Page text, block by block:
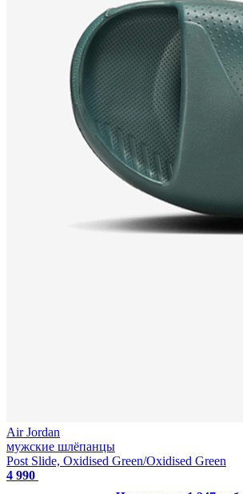
Air Jordan
мужские шлёпанцы
Post Slide, Oxidised Green/Oxidised Green
4 990